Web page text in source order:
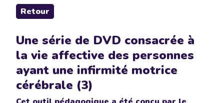
Retour
Une série de DVD consacrée à
la vie affective des personnes
ayant une infirmité motrice
cérébrale (3)